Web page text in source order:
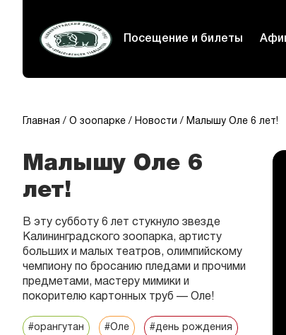
Посещение и билеты
Главная О зоопарке Новости Малышу Оле 6 лет!
Малышу Оле 6
лет!
В эту субботу 6 лет стукнуло звезде
Калининградского зоопарка, артисту
больших и малых театров, олимпийскому
чемпиону по бросанию пледами и прочими
предметами, мастеру мимики и
покорителю картонных труб — Оле!
#орангутан #Оле #день рождения